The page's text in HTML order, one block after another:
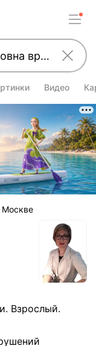
Видео
Москве
Взрослый.